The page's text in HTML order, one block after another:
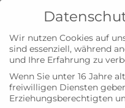
Wir nutzen Cookies auf
sind essenziell, während
und Ihre Erfahrung zu
Wenn Sie unter 16 Jahre
freiwilligen Diensten
Erziehungsberechtigten